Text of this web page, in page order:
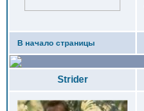
В начало страницы
Strider